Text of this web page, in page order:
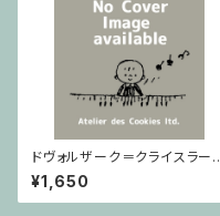
ドヴォルザーク＝クライスラー：
スラヴ幻想曲 ロ短調 from Op.
55-4, Op.75 / ヴァイオリンと
ピアノ
¥1,650